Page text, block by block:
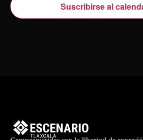
Suscribirse al